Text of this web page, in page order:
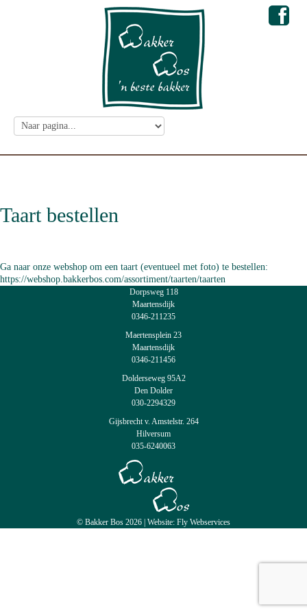
Taart bestellen
Ga naar onze webshop om een taart (eventueel met foto) te bestellen:
https://webshop.bakkerbos.com/assortiment/taarten/taarten
Dorpsweg 118
Maartensdijk
0346-211235
Maertensplein 23
Maartensdijk
0346-211456
Dolderseweg 95A2
Den Dolder
030-2294329
Gijsbrecht v. Amstelstr. 264
Hilversum
035-6240063
© Bakker Bos 2026 | Website: Fly Webservices